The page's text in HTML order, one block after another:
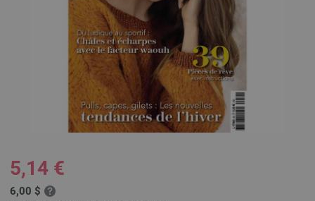
5,14 €
6,00 $